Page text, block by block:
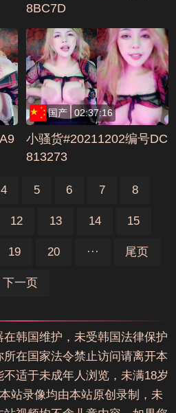
8BC7D
国产 02:37:16
小骚货#20211202编号DC
813273
4 5 6 7 8
12 13 14 15
19 20 ··· 尾页
下一页
在韩国维护，未受韩国法律保护
在国家法令禁止访问请离开本
适于未成年人浏览，未满18岁
站录像均由本站原创录制，未